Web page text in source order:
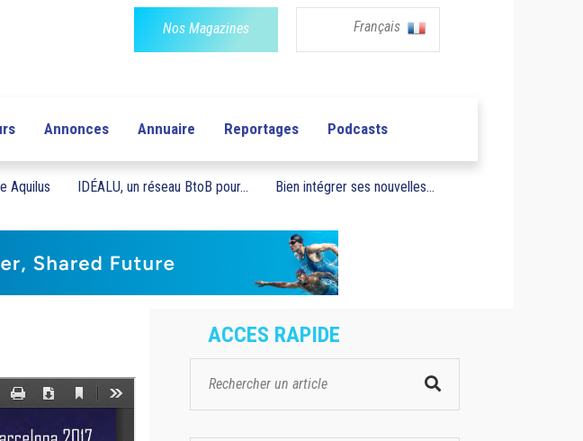
Nos Magazines Français
Annonces Annuaire Reportages Podcasts
Aquilus IDÉALU, un réseau BtoB pour... Bien intégrer ses nouvelles...
ACCES RAPIDE